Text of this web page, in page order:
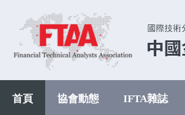
首頁 協會動態 IFTA雜誌